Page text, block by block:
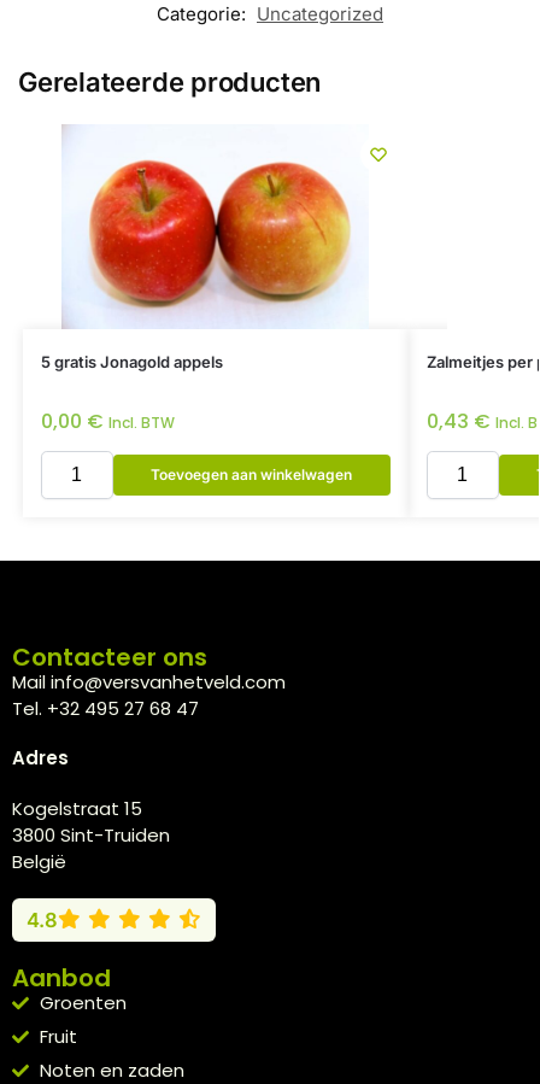
Categorie: Uncategorized
Gerelateerde producten
5 gratis Jonagold appels
0,00 € Incl. BTW
Toevoegen aan winkelwagen
Zalmeitjes per
0,43 € Incl.
Contacteer ons
Mail info@versvanhetveld.com
Tel. +32 495 27 68 47
Adres
Kogelstraat 15
3800 Sint-Truiden
België
4.8
Aanbod
Groenten
Fruit
Noten en zaden